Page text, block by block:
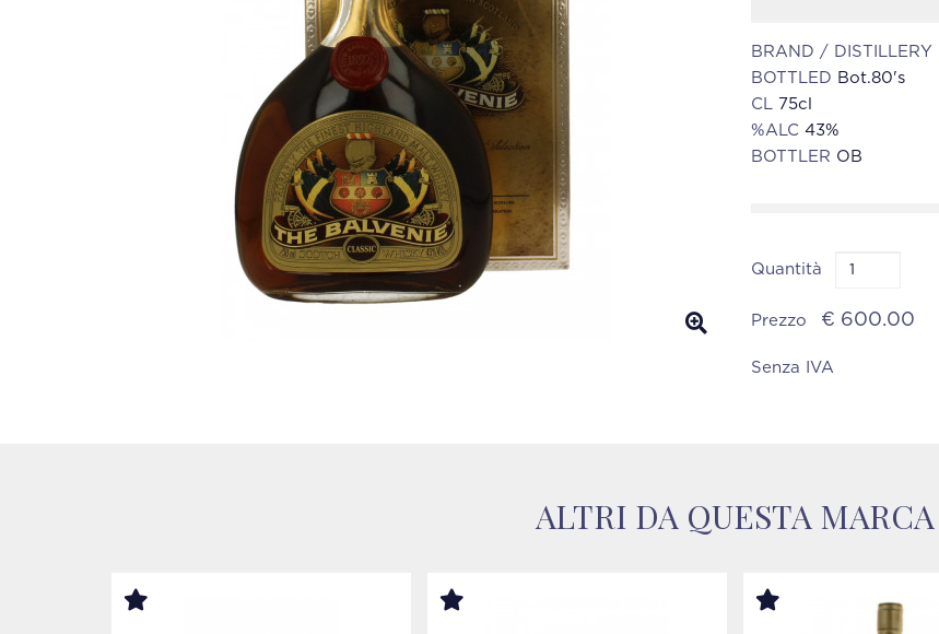
BRAND / DISTILLERY
BOTTLED Bot.80's
CL 75cl
%ALC 43%
BOTTLER OB
Quantità
Prezzo € 600.00
Senza IVA
ALTRI DA QUESTA MARCA